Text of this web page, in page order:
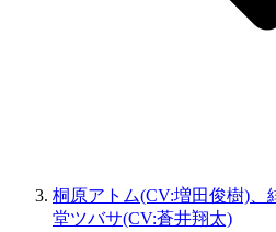
桐原アトム(CV:増田俊樹)、
堂ツバサ(CV:蒼井翔太)